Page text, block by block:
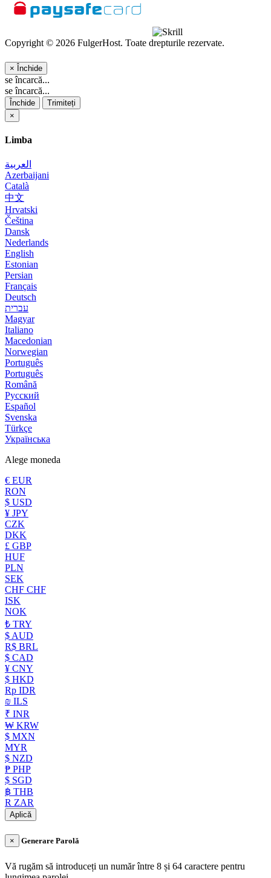
Copyright © 2026 FulgerHost. Toate drepturile rezervate.
× Închide
se încarcă...
se încarcă...
Închide
Trimiteți
×
Limba
العربية
Azerbaijani
Català
中文
Hrvatski
Čeština
Dansk
Nederlands
English
Estonian
Persian
Français
Deutsch
עברית
Magyar
Italiano
Macedonian
Norwegian
Português
Português
Română
Русский
Español
Svenska
Türkçe
Українська
Alege moneda
€ EUR
RON
$ USD
¥ JPY
CZK
DKK
£ GBP
HUF
PLN
SEK
CHF CHF
ISK
NOK
₺ TRY
$ AUD
R$ BRL
$ CAD
¥ CNY
$ HKD
Rp IDR
₪ ILS
₹ INR
₩ KRW
$ MXN
MYR
$ NZD
₱ PHP
$ SGD
฿ THB
R ZAR
Aplică
× Generare Parolă
Vă rugăm să introduceți un număr între 8 și 64 caractere pentru